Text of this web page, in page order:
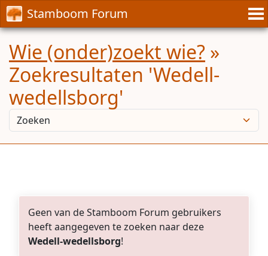
Stamboom Forum
Wie (onder)zoekt wie? »
Zoekresultaten 'Wedell-
wedellsborg'
Geen van de Stamboom Forum gebruikers
heeft aangegeven te zoeken naar deze
Wedell-wedellsborg!